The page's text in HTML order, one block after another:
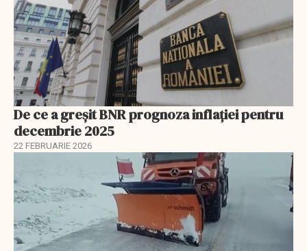
De ce a greșit BNR prognoza inflației pentru
decembrie 2025
22 FEBRUARIE 2026